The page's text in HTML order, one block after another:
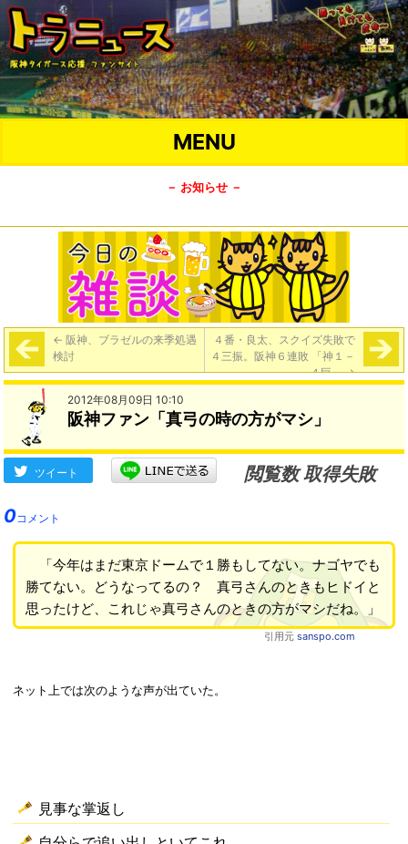
MENU
－ お知らせ －
← 阪神、ブラゼルの来季処遇
検討
４番・良太、スクイズ失敗で
４三振。阪神６連敗 「神１－
４巨」→
2012年08月09日 10:10
阪神ファン「真弓の時の方がマシ」
ツイート
閲覧数 取得失敗
0コメント
「今年はまだ東京ドームで１勝もしてない。ナゴヤでも
勝てない。どうなってるの？ 真弓さんのときもヒドイと
思ったけど、これじゃ真弓さんのときの方がマシだね。」
引用元 sanspo.com
ネット上では次のような声が出ていた。
見事な掌返し